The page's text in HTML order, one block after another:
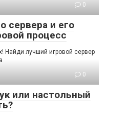
0
сервера и его
процесс
Найди лучший игровой сервер
0
или настольный